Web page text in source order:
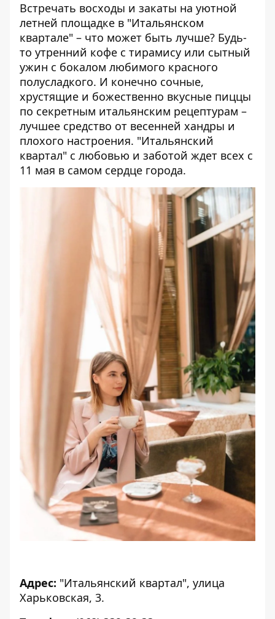
Встречать восходы и закаты на уютной
летней площадке в "Итальянском
квартале" – что может быть лучше? Будь-
то утренний кофе с тирамису или сытный
ужин с бокалом любимого красного
полусладкого. И конечно сочные,
хрустящие и божественно вкусные пиццы
по секретным итальянским рецептурам –
лучшее средство от весенней хандры и
плохого настроения. "Итальянский
квартал" с любовью и заботой ждет всех с
11 мая в самом сердце города.
Адрес: "Итальянский квартал", улица
Харьковская, 3.